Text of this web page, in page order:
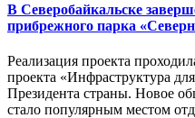
В Северобайкальске
прибрежного парка
Реализация проекта
проекта «Инфраструктура
Президента страны. Новое
стало популярным местом